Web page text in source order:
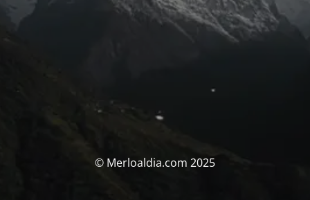
© Merloaldia.com 2025